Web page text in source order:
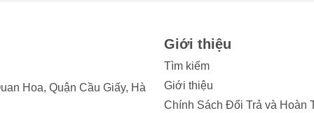
Hoa, Quận Cầu Giấy, Hà
Giới thiệu
Tìm kiếm
Giới thiệu
Chính Sách Đổi Trả và Hoàn